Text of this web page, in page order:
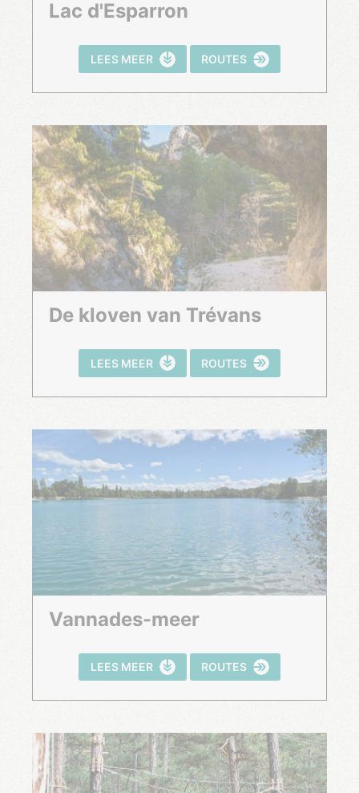
Lac d'Esparron
LEES MEER ROUTES
De kloven van Trévans
LEES MEER ROUTES
Vannades-meer
LEES MEER ROUTES